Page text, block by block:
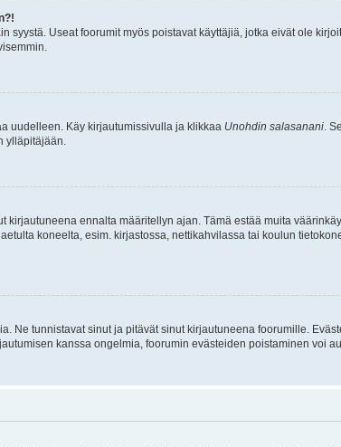
syystä. Useat foorumit myös poistavat käyttäjiä, jotka eivät ole
uudelleen. Käy kirjautumissivulla ja klikkaa Unohdin salasanani.
ylläpitäjään.
kirjautuneena ennalta määritellyn ajan. Tämä estää muita
koneelta, esim. kirjastossa, nettikahvilassa tai koulun
Ne tunnistavat sinut ja pitävät sinut kirjautuneena foorumille.
kanssa ongelmia, foorumin evästeiden poistaminen voi